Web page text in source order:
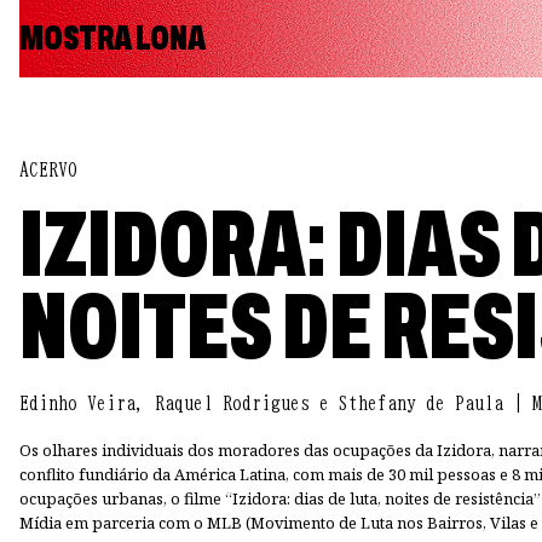
MOSTRA LONA
ACERVO
IZIDORA: DIAS
NOITES DE
Edinho Veira, Raquel Rodrigues e Sthefany de Paula
Os olhares individuais dos moradores das ocupações da Izidora,
conflito fundiário da América Latina, com mais de 30 mil pessoas e 8
ocupações urbanas, o filme “Izidora: dias de luta, noites de
Mídia em parceria com o MLB (Movimento de Luta nos Bairros, Vilas e